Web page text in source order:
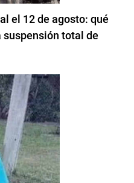
el 12 de agosto: qué
suspensión total de